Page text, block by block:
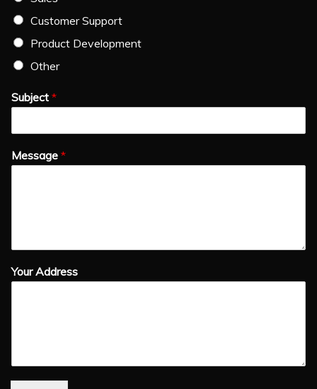
Customer Support
Product Development
Other
Subject *
Message *
Your Address